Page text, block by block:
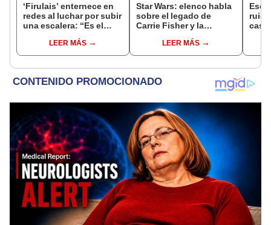
‘Firulais’ enternece en
redes al luchar por subir
una escalera: “Es el
LEER MÁS
Star Wars: elenco habla
sobre el legado de
Carrie Fisher y la
LEER MÁS